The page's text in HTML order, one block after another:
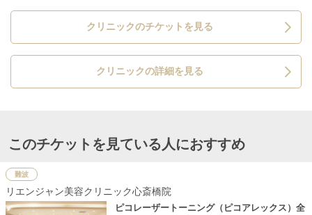
クリニックのチケットを見る
クリニックの詳細を見る
このチケットを見ている人におすすめ
難波
リエンジャン美容クリニック心斎橋院
ピコレーザートーニング（ピコアレックス）全